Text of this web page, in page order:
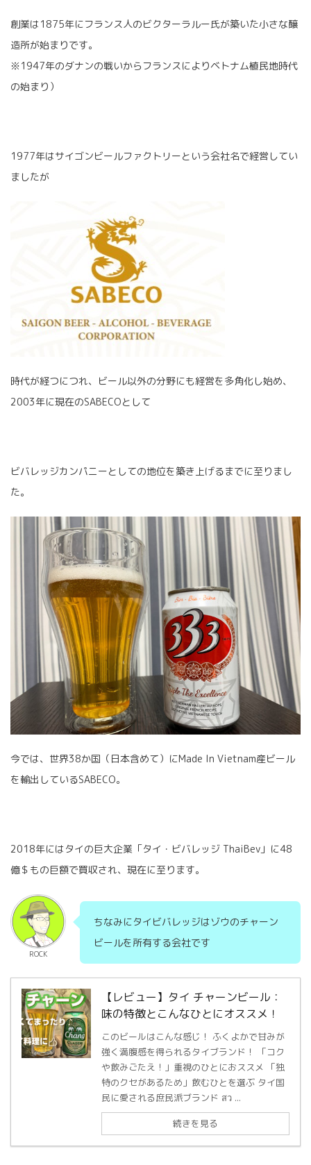
創業は1875年にフランス人のビクターラルー氏が築いた小さな醸
造所が始まりです。
※1947年のダナンの戦いからフランスによりベトナム植民地時代
の始まり）
1977年はサイゴンビールファクトリーという会社名で経営してい
ましたが
時代が経つにつれ、ビール以外の分野にも経営を多角化し始め、
2003年に現在のSABECOとして
ビバレッジカンパニーとしての地位を築き上げるまでに至りまし
た。
今では、世界38か国（日本含めて）にMade In Vietnam産ビール
を輸出しているSABECO。
2018年にはタイの巨大企業「タイ・ビバレッジ ThaiBev」に48
億＄もの巨額で買収され、現在に至ります。
ROCK
ちなみにタイビバレッジはゾウのチャーン
ビールを所有する会社です
【レビュー】タイ チャーンビール：
味の特徴とこんなひとにオススメ！
このビールはこんな感じ！ ふくよかで甘みが
強く満腹感を得られるタイブランド！ 「コク
や飲みごたえ！」重視のひとにおススメ 「独
特のクセがあるため」飲むひとを選ぶ タイ国
民に愛される庶民派ブランド สว ...
続きを見る